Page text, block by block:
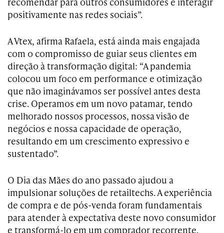
positivamente nas redes sociais”.
A Vtex, afirma Rafaela, está ainda mais engajada
com o compromisso de guiar seus clientes em
direção à transformação digital: “A pandemia
colocou um foco em performance e otimização
que não imaginávamos ser possível antes desta
crise. Operamos em um novo patamar, tendo
melhorado nossos processos, nossa visão de
negócios e nossa capacidade de operação,
resultando em um crescimento expressivo e
sustentado”.
O Dia das Mães do ano passado ajudou a
impulsionar soluções de retailtechs. A experiência
de compra e de pós-venda foram fundamentais
para atender à expectativa deste novo consumidor
e transformá-lo em um comprador recorrente.